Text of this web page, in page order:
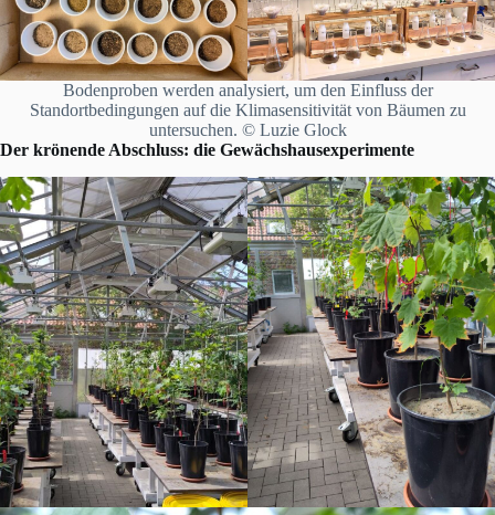
Bodenproben werden analysiert, um den Einfluss der
Standortbedingungen auf die Klimasensitivität von Bäumen zu
untersuchen. © Luzie Glock
Der krönende Abschluss: die Gewächshausexperimente